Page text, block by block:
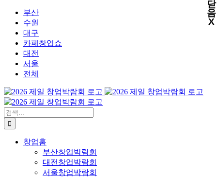
부산
수원
대구
카페창업쇼
대전
서울
전체
검
색:
창업홈
부산창업박람회
대전창업박람회
서울창업박람회
X
X
X
X
닫
음
X